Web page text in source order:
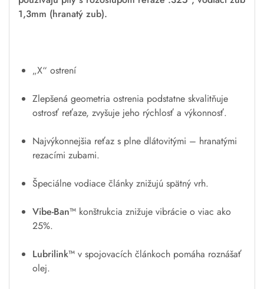
1,3mm (hranatý zub).
„X“ ostrení
Zlepšená geometria ostrenia podstatne skvalitňuje
ostrosť reťaze, zvyšuje jeho rýchlosť a výkonnosť.
Najvýkonnejšia reťaz s plne dlátovitými – hranatými
rezacími zubami.
Špeciálne vodiace články znižujú spätný vrh.
Vibe-Ban™ konštrukcia znižuje vibrácie o viac ako
25%.
Lubrilink™ v spojovacích článkoch pomáha roznášať
olej.